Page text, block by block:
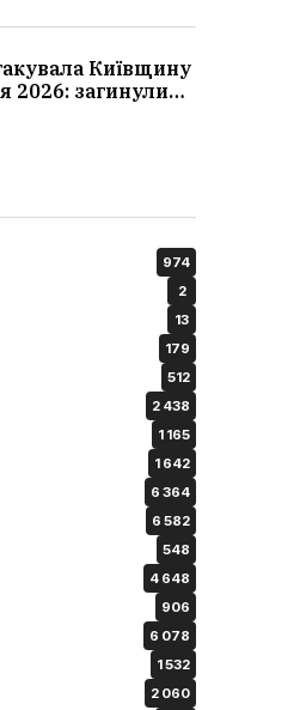
Київщину
2026: загинули
серед них
974
2
13
179
512
2 438
1 165
1 642
6 364
6 582
548
4 648
906
6 078
1 532
2 060